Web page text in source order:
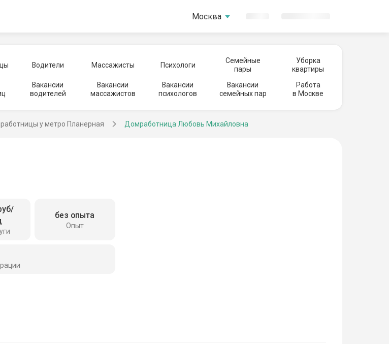
Москва
Водители Массажисты Психологи
Семейные
пары
Уборка
квартиры
Вакансии
водителей
Вакансии
массажистов
Вакансии
психологов
Вакансии
семейных пар
Работа
в Москве
у метро Планерная Домработница Любовь Михайловна
Опыт
без опыта